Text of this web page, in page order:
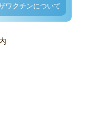
ワクチンについて